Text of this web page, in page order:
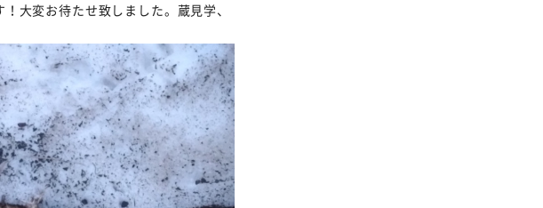
大変お待たせ致しました。蔵見学、